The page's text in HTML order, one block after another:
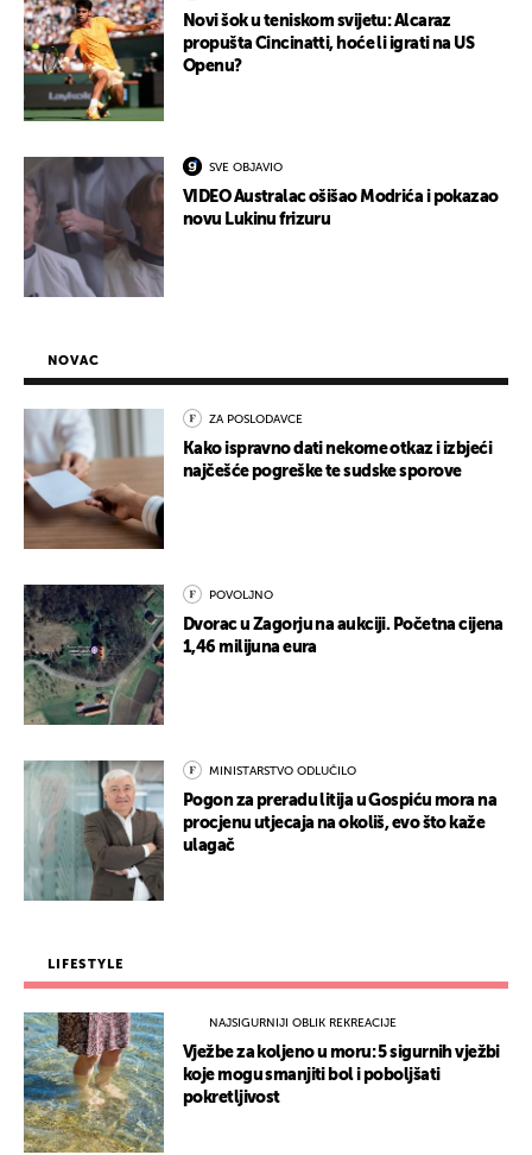
Novi šok u teniskom svijetu: Alcaraz
propušta Cincinatti, hoće li igrati na US
Openu?
SVE OBJAVIO
VIDEO Australac ošišao Modrića i pokazao
novu Lukinu frizuru
NOVAC
ZA POSLODAVCE
Kako ispravno dati nekome otkaz i izbjeći
najčešće pogreške te sudske sporove
POVOLJNO
Dvorac u Zagorju na aukciji. Početna cijena
1,46 milijuna eura
MINISTARSTVO ODLUČILO
Pogon za preradu litija u Gospiću mora na
procjenu utjecaja na okoliš, evo što kaže
ulagač
LIFESTYLE
NAJSIGURNIJI OBLIK REKREACIJE
Vježbe za koljeno u moru: 5 sigurnih vježbi
koje mogu smanjiti bol i poboljšati
pokretljivost